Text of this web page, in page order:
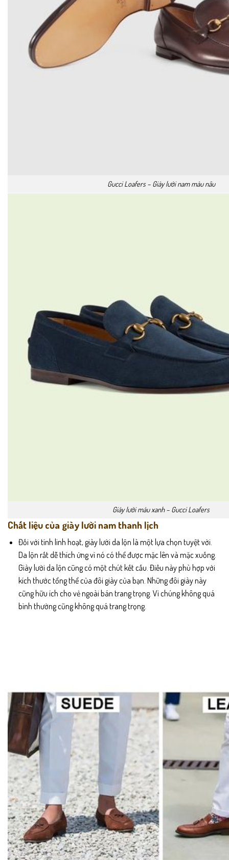
Gucci Loafers – Giày lười nam màu nâu
Giày lười màu xanh – Gucci Loafers
Chất liệu của giày lười nam thanh lịch
Đối với tính linh hoạt, giày lười da lộn là một lựa chọn tuyệt vời.
Da lộn rất dễ thích ứng vì nó có thể được mặc lên và mặc xuống.
Giày lười da lộn cũng có một chút kết cấu. Điều này phù hợp với
kích thước tổng thể của đôi giày của bạn. Những đôi giày này
cũng hữu ích cho vẻ ngoài bán trang trọng. Vì chúng không quá
bình thường cũng không quá trang trọng.